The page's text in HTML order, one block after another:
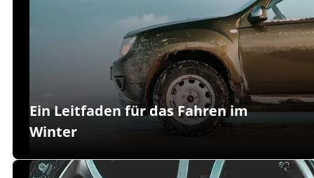
Ein Leitfaden für das Fahren im
Winter